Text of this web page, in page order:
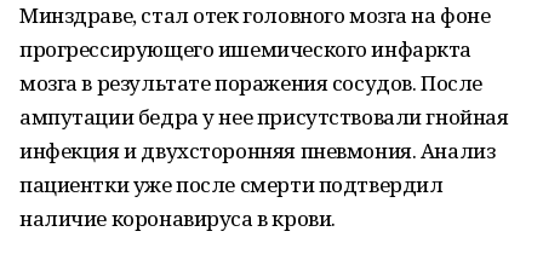
Минздраве, стал отек головного мозга на фоне
прогрессирующего ишемического инфаркта
мозга в результате поражения сосудов. После
ампутации бедра у нее присутствовали гнойная
инфекция и двухсторонняя пневмония. Анализ
пациентки уже после смерти подтвердил
наличие коронавируса в крови.